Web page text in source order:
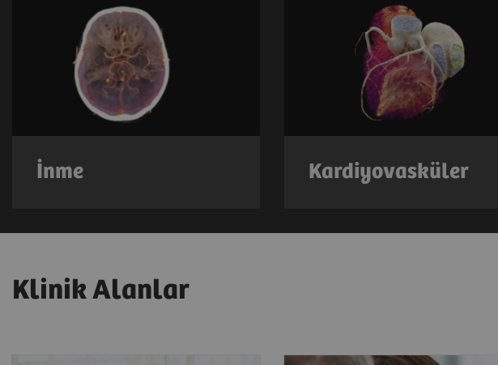
İnme Kardiyovasküler
Klinik Alanlar